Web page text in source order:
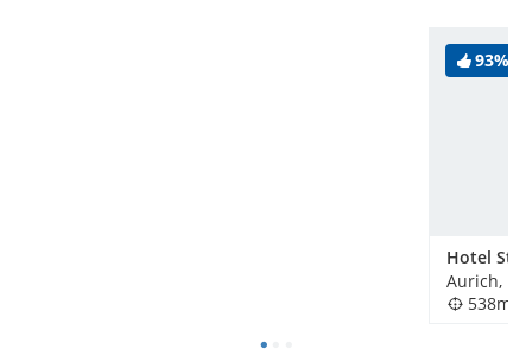
93%
Hotel
Aurich,
538m